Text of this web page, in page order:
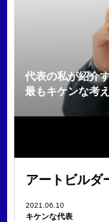
代表の私が紹介
最もキケンな考
アートビルダ
2021.06.10
キケンな代表